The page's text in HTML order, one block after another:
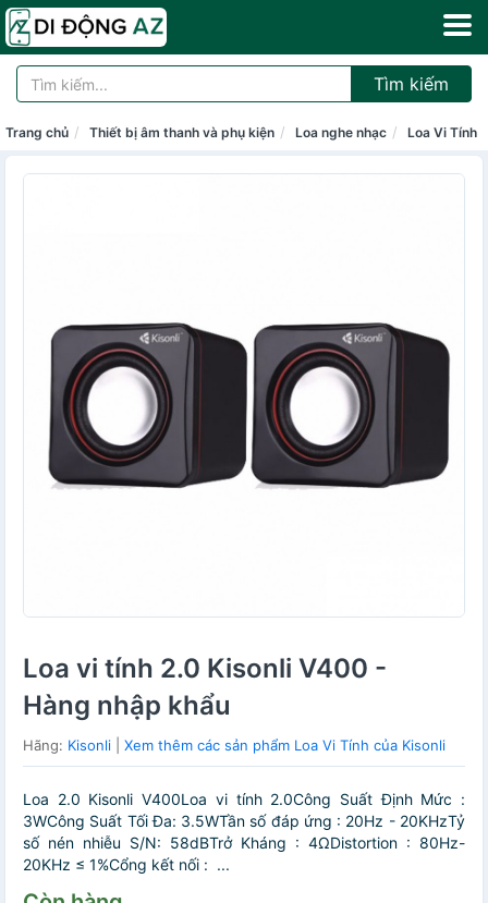
Tìm kiếm
Trang chủ Thiết bị âm thanh và phụ kiện Loa nghe nhạc Loa Vi Tính
Loa vi tính 2.0 Kisonli V400 -
Hàng nhập khẩu
Hãng: Kisonli Xem thêm các sản phẩm Loa Vi Tính của Kisonli
Loa 2.0 Kisonli V400Loa vi tính 2.0Công Suất Định Mức :
3WCông Suất Tối Đa: 3.5WTần số đáp ứng : 20Hz - 20KHzTỷ
số nén nhiễu S/N: 58dBTrở Kháng : 4ΩDistortion : 80Hz-
20KHz ≤ 1%Cổng kết nối : ...